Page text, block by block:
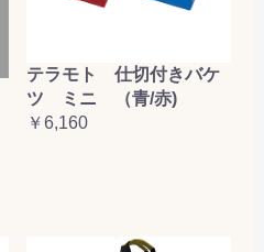
テラモト 仕切付きバケ
ツ ミニ （青/赤)
￥6,160